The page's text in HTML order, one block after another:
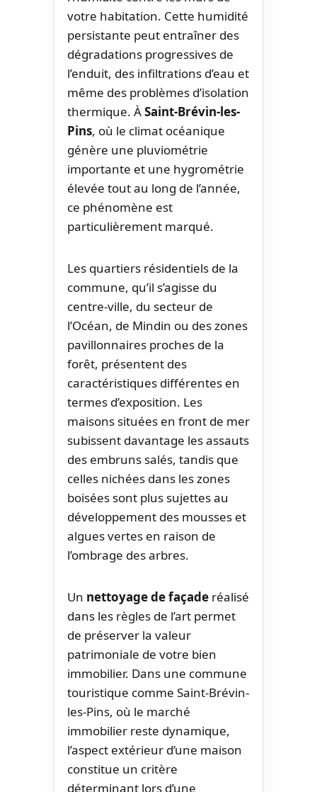
votre habitation. Cette humidité
persistante peut entraîner des
dégradations progressives de
l’enduit, des infiltrations d’eau et
même des problèmes d’isolation
thermique. ÀSaint-Brévin-les-
Pins, où le climat océanique
génère une pluviométrie
importante et une hygrométrie
élevée tout au long de l’année,
ce phénomène est
particulièrement marqué.
Les quartiers résidentiels de la
commune, qu’il s’agisse du
centre-ville, du secteur de
l’Océan, de Mindin ou des zones
pavillonnaires proches de la
forêt, présentent des
caractéristiques différentes en
termes d’exposition. Les
maisons situées en front de mer
subissent davantage les assauts
des embruns salés, tandis que
celles nichées dans les zones
boisées sont plus sujettes au
développement des mousses et
algues vertes en raison de
l’ombrage des arbres.
Un nettoyage de façade réalisé
dans les règles de l’art permet
de préserver la valeur
patrimoniale de votre bien
immobilier. Dans une commune
touristique comme Saint-Brévin-
les-Pins, où le marché
immobilier reste dynamique,
l’aspect extérieur d’une maison
constitue un critère
déterminant lors d’une